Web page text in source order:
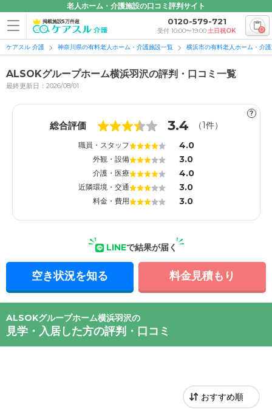
老人ホーム・介護施設の口コミ評判サイト
掲載施設5万件超 0120-579-721
受付 10:00〜19:00土日祝OK 0
ケアスル 介護 神奈川県の有料老人ホーム・介護施設一覧 横浜市の有料老人ホーム・介
ALSOKグループホーム横浜羽沢の評判・口コミ一覧
最終更新日：2026/08/01
?
総合評価 3.4 （1件）
職員・スタッフ 4.0
外観・設備 3.0
介護・医療 4.0
近隣環境・交通 3.0
料金・費用 3.0
LINEで結果が届く
空き状況を知る 料金見積もり
ALSOKグループホーム横浜羽沢の
見学・入居した方の評判・口コミ